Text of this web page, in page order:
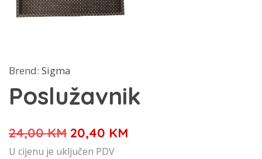
Brend: Sigma
Poslužavnik
24,00KM Izvorna
cijena
20,40 KM
U cijenu je uključen PDV